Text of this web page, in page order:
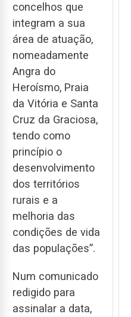
concelhos que
integram a sua
área de atuação,
nomeadamente
Angra do
Heroísmo, Praia
da Vitória e Santa
Cruz da Graciosa,
tendo como
princípio o
desenvolvimento
dos territórios
rurais e a
melhoria das
condições de vida
das populações”.
Num comunicado
redigido para
assinalar a data,